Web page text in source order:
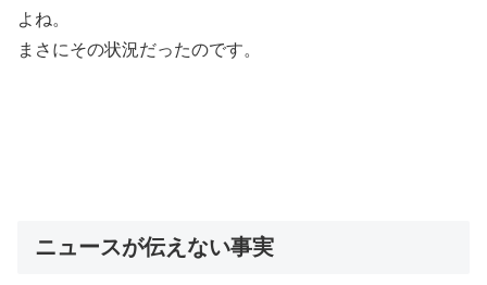
よね。
まさにその状況だったのです。
ニュースが伝えない事実